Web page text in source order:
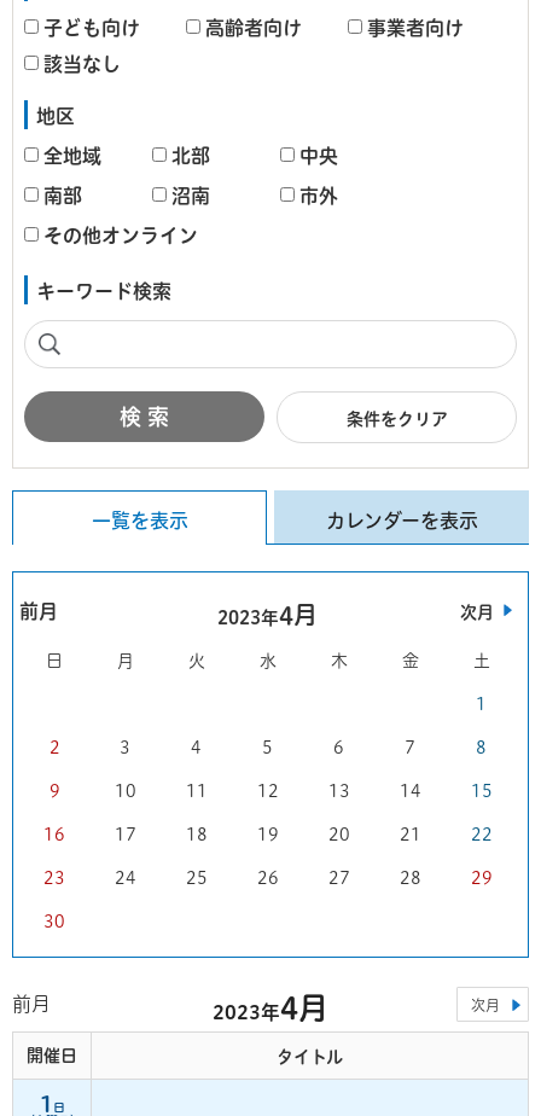
子ども向け 高齢者向け
事業者向け
該当なし
地区
全地域 北部 中央
南部 沼南 市外
その他オンライン
キーワード検索
条件をクリア
一覧を表示 カレンダーを表示
前月 2023年4月 次月
日 月 火 水 木 金 土
1
2 3 4 5 6 7 8
9 10 11 12 13 14 15
16 17 18 19 20 21 22
23 24 25 26 27 28 29
30
前月 2023年4月 次月
開催日 タイトル
1 日